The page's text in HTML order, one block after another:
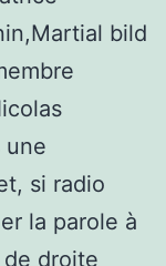
bild
une
si radio
la parole à
droite